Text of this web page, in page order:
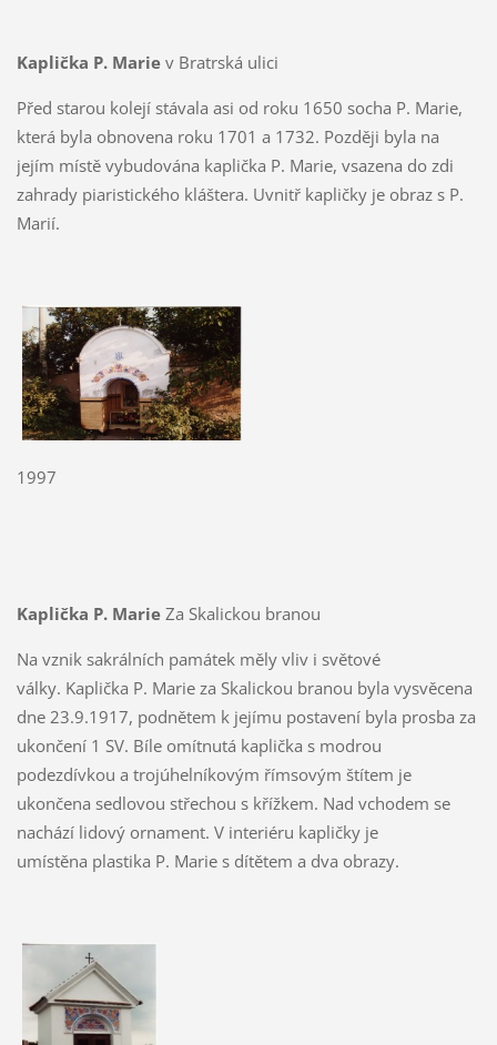
Kaplička P. Marie v Bratrská ulici
Před starou kolejí stávala asi od roku 1650 socha P. Marie,
která byla obnovena roku 1701 a 1732. Později byla na
jejím místě vybudována kaplička P. Marie, vsazena do zdi
zahrady piaristického kláštera. Uvnitř kapličky je obraz s P.
Marií.
1997
Kaplička P. MarieZa Skalickou branou
Na vznik sakrálních památek měly vliv i světové
války. Kaplička P. Marie za Skalickou branou byla vysvěcena
dne 23.9.1917, podnětem k jejímu postavení byla prosba za
ukončení 1 SV. Bíle omítnutá kaplička s modrou
podezdívkou a trojúhelníkovým římsovým štítem je
ukončena sedlovou střechou s křížkem. Nad vchodem se
nachází lidový ornament. V interiéru kapličky je
umístěna plastika P. Marie s dítětem a dva obrazy.